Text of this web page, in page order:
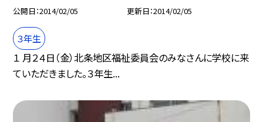
公開日 2014/02/05 更新日 2014/02/05
３年生
１ 月２４日（金）北条地区福祉委員会のみなさんに学校に来
ていただきました。３年生...